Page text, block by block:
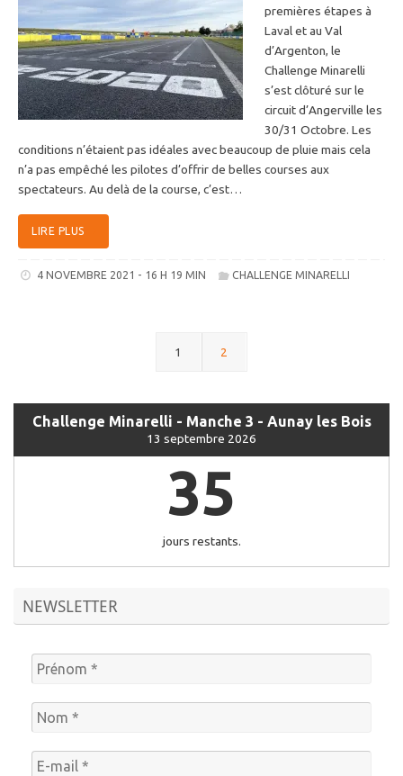
premières étapes à
Laval et au Val
d’Argenton, le
Challenge Minarelli
s’est clôturé sur le
circuit d’Angerville les
30/31 Octobre. Les
conditions n’étaient pas idéales avec beaucoup de pluie mais cela
n’a pas empêché les pilotes d’offrir de belles courses aux
spectateurs. Au delà de la course, c’est…
LIRE PLUS
4 NOVEMBRE 2021 - 16 H 19 MIN CHALLENGE MINARELLI
1 2
Challenge Minarelli - Manche 3 - Aunay les Bois
13 septembre 2026
35
jours restants.
NEWSLETTER